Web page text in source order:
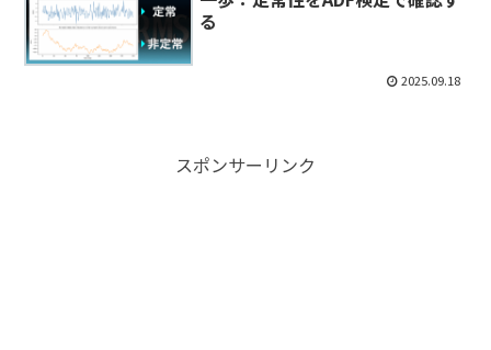
る
2025.09.18
スポンサーリンク